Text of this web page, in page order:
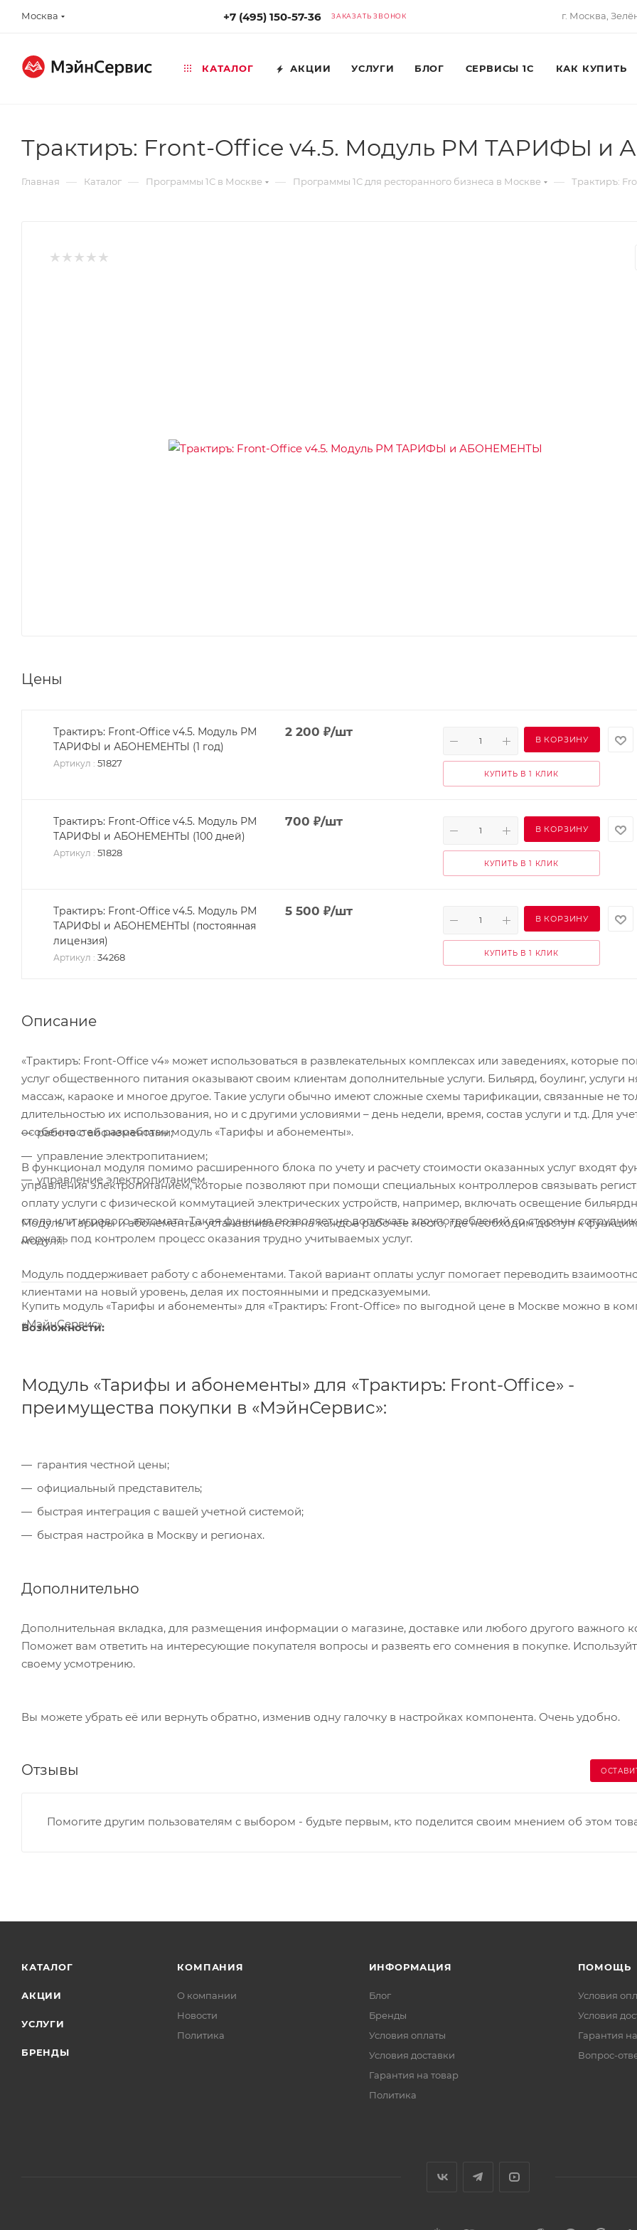
Москва +7 (495) 150-57-36 ЗАКАЗАТЬ ЗВОНОК г. Москва,
КАТАЛОГ АКЦИИ УСЛУГИ БЛОГ СЕРВИСЫ 1С КАК КУПИТЬ
Трактиръ: Front-Office v4.5. Модуль РМ ТАРИФЫ
Главная — Каталог — Программы 1С в Москве — Программы 1С для ресторанного бизнеса в Москве — Трактиръ:
Цены
Трактиръ: Front-Office v4.5. Модуль РМ
ТАРИФЫ и АБОНЕМЕНТЫ (1 год)
Артикул : 51827
2 200 ₽/шт
В КОРЗИНУ
КУПИТЬ В 1 КЛИК
Трактиръ: Front-Office v4.5. Модуль РМ
ТАРИФЫ и АБОНЕМЕНТЫ (100 дней)
Артикул : 51828
700 ₽/шт
В КОРЗИНУ
КУПИТЬ В 1 КЛИК
Трактиръ: Front-Office v4.5. Модуль РМ
ТАРИФЫ и АБОНЕМЕНТЫ (постоянная
лицензия)
Артикул : 34268
5 500 ₽/шт
В КОРЗИНУ
КУПИТЬ В 1 КЛИК
Описание
«Трактиръ: Front-Office v4» может использоваться в развлекательных комплексах или заведениях, которые
услуг общественного питания оказывают своим клиентам дополнительные услуги. Бильярд, боулинг, услуги
массаж, караоке и многое другое. Такие услуги обычно имеют сложные схемы тарификации, связанные не
длительностью их использования, но и с другими условиями – день недели, время, состав услуги и т.д. Для
особенностей разработан модуль «Тарифы и абонементы».
В функционал модуля помимо расширенного блока по учету и расчету стоимости оказанных услуг входят
управления электропитанием, которые позволяют при помощи специальных контроллеров связывать
оплату услуги с физической коммутацией электрических устройств, например, включать освещение
стола или игрового автомата. Такая функция позволяет не допускать злоупотреблений со стороны
держать под контролем процесс оказания трудно учитываемых услуг.
Модуль поддерживает работу с абонементами. Такой вариант оплаты услуг помогает переводить
клиентами на новый уровень, делая их постоянными и предсказуемыми.
Возможности:
работа с абонементами;
управление электропитанием;
управление электропитанием.
Модуль «Тарифы и абонементы» устанавливается на каждое рабочее место, где необходим доступ к
модуля.
Купить модуль «Тарифы и абонементы» для «Трактиръ: Front-Office» по выгодной цене в Москве можно в
«МэйнСервис»
Модуль «Тарифы и абонементы» для «Трактиръ: Front-Office» -
преимущества покупки в «МэйнСервис»:
гарантия честной цены;
официальный представитель;
быстрая интеграция с вашей учетной системой;
быстрая настройка в Москву и регионах.
Дополнительно
Дополнительная вкладка, для размещения информации о магазине, доставке или любого другого важного
Поможет вам ответить на интересующие покупателя вопросы и развеять его сомнения в покупке.
своему усмотрению.
Вы можете убрать её или вернуть обратно, изменив одну галочку в настройках компонента. Очень удобно.
Отзывы
Помогите другим пользователям с выбором - будьте первым, кто поделится своим мнением об этом
КАТАЛОГ
АКЦИИ
УСЛУГИ
БРЕНДЫ
КОМПАНИЯ
О компании
Новости
Политика
ИНФОРМАЦИЯ
Блог
Бренды
Условия оплаты
Условия доставки
Гарантия на товар
Политика
ПОМОЩЬ
Условия
Условия
Гарантия
Вопрос-